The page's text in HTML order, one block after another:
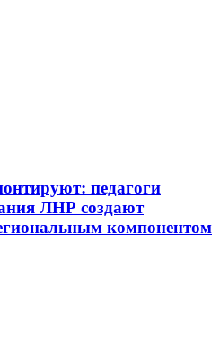
педагоги
ЛНР создают
компонентом